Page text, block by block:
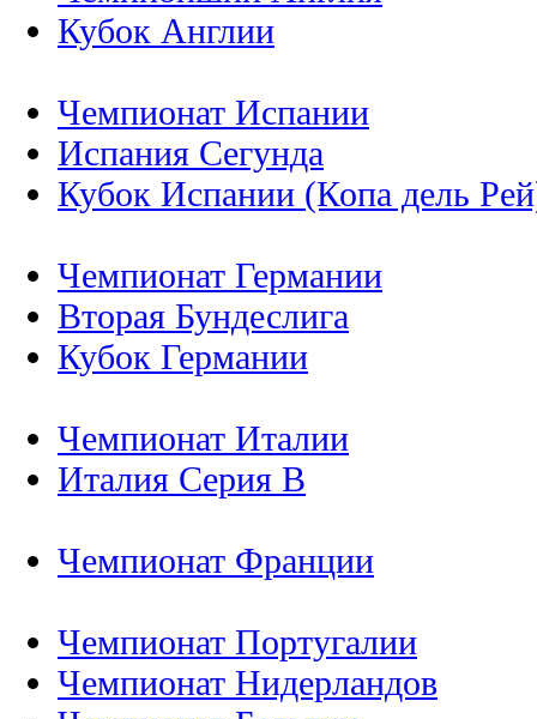
Кубок Англии
Чемпионат Испании
Испания Сегунда
Кубок Испании (Копа дель
Чемпионат Германии
Вторая Бундеслига
Кубок Германии
Чемпионат Италии
Италия Серия B
Чемпионат Франции
Чемпионат Португалии
Чемпионат Нидерландов